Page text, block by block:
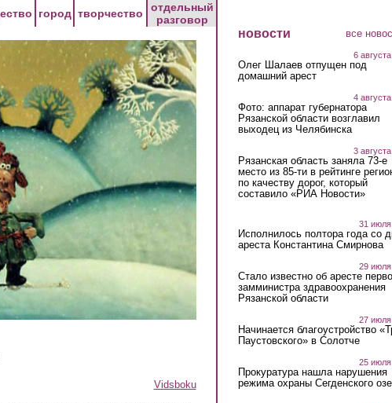
город творчество
отдельный
разговор
Vidsboku
новости все
6
Олег Шалаев отпущен под
домашний арест
4
Фото: аппарат губернатора
Рязанской области возглавил
выходец из Челябинска
3
Рязанская область заняла 73-е
место из 85-ти в рейтинге
по качеству дорог, который
составило «РИА Новости»
31
Исполнилось полтора года со
ареста Константина Смирнова
29
Стало известно об аресте
замминистра здравоохранения
Рязанской области
27
Начинается благоустройство
Паустовского» в Солотче
25
Прокуратура нашла нарушения
режима охраны Сегденского